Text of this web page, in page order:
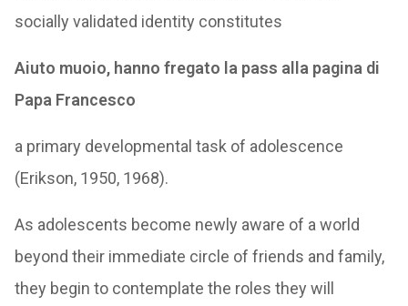
socially validated identity constitutes
Aiuto muoio, hanno fregato la pass alla pagina di
Papa Francesco
a primary developmental task of adolescence
(Erikson, 1950, 1968).
As adolescents become newly aware of a world
beyond their immediate circle of friends and family,
they begin to contemplate the roles they will